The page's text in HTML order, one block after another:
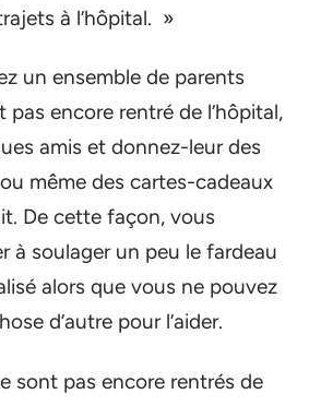
à l’hôpital. »
un ensemble de parents
pas encore rentré de l’hôpital,
amis et donnez-leur des
même des cartes-cadeaux
De cette façon, vous
à soulager un peu le fardeau
alors que vous ne pouvez
d’autre pour l’aider.
sont pas encore rentrés de